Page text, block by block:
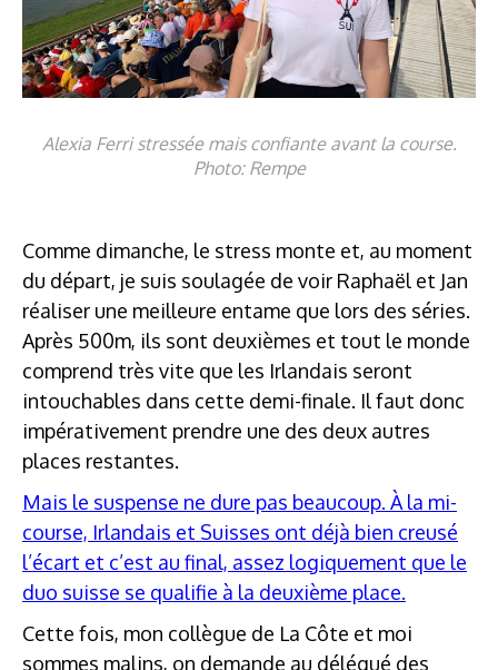
Alexia Ferri stressée mais confiante avant la course.
Photo: Rempe
Comme dimanche, le stress monte et, au moment
du départ, je suis soulagée de voir Raphaël et Jan
réaliser une meilleure entame que lors des séries.
Après 500m, ils sont deuxièmes et tout le monde
comprend très vite que les Irlandais seront
intouchables dans cette demi-finale. Il faut donc
impérativement prendre une des deux autres
places restantes.
Mais le suspense ne dure pas beaucoup. À la mi-
course, Irlandais et Suisses ont déjà bien creusé
l’écart et c’est au final, assez logiquement que le
duo suisse se qualifie à la deuxième place.
Cette fois, mon collègue de La Côte et moi
sommes malins, on demande au délégué des